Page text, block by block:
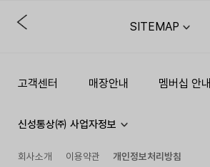
SITEMAP
고객센터 매장안내 멤버십 안내
신성통상㈜ 사업자정보
회사소개 이용약관
개인정보처리방침